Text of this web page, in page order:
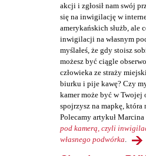
akcji i zgłosił nam swój
się na inwigilację w
amerykańskich służb, ale
inwigilacji na własnym
myślałeś, że gdy stoisz
możesz być ciągle
człowieka ze straży
biurku i pije kawę? Czy
kamer może być w Twojej
spojrzysz na mapkę, która
Polecamy artykuł
pod kamerą, czyli
własnego podwórka.